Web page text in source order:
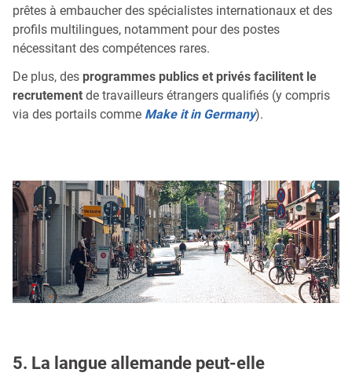
prêtes à embaucher des spécialistes internationaux et des
profils multilingues, notamment pour des postes
nécessitant des compétences rares.
De plus, des programmes publics et privés facilitent le
recrutement de travailleurs étrangers qualifiés (y compris
via des portails comme Make it in Germany).
5. La langue allemande peut-elle